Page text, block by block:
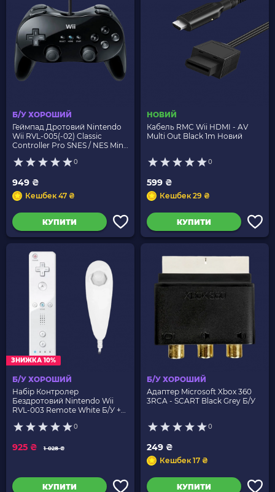
Б/У ХОРОШИЙ
Геймпад Дротовий Nintendo
Wii RVL-005(-02) Classic
Controller Pro SNES / NES Mini
0
949 ₴
Кешбек 47 ₴
КУПИТИ
НОВИЙ
Кабель RMC Wii HDMI - AV
Multi Out Black 1m Новий
0
599 ₴
Кешбек 29 ₴
КУПИТИ
ЗНИЖКА 10%
Б/У ХОРОШИЙ
Набір Контролер
Бездротовий Nintendo Wii
RVL-003 Remote White Б/У +
0
1 028 ₴
925 ₴
КУПИТИ
Б/У ХОРОШИЙ
Адаптер Microsoft Xbox 360
3RCA - SCART Black Grey Б/У
0
249 ₴
Кешбек 17 ₴
КУПИТИ